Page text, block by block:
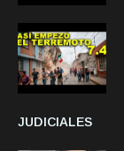
JUDICIALES